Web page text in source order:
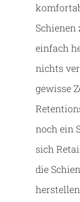
Schienen
einfach
nichts
gewisse
noch ein
sich
die